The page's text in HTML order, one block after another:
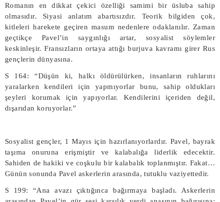
Romanın en dikkat çekici özelliği samimi bir üsluba sahip
olmasıdır. Siyasi anlatım abartısızdır. Teorik bilgiden çok,
kitleleri harekete geçiren masum nedenlere odaklanılır. Zaman
geçtikçe Pavel’in saygınlığı artar, sosyalist söylemler
keskinleşir. Fransızların ortaya attığı burjuva kavramı girer Rus
gençlerin dünyasına.
S 164: “Düşün ki, halkı öldürülürken, insanların ruhlarını
yaralarken kendileri için yapmıyorlar bunu, sahip oldukları
şeyleri korumak için yapıyorlar. Kendilerini içeriden değil,
dışarıdan koruyorlar.”
Sosyalist gençler, 1 Mayıs için hazırlanıyorlardır. Pavel, bayrak
taşıma onuruna erişmiştir ve kalabalığa liderlik edecektir.
Sahiden de hakiki ve coşkulu bir kalabalık toplanmıştır. Fakat…
Günün sonunda Pavel askerlerin arasında, tutuklu vaziyettedir.
S 199: “Ana avazı çıktığınca bağırmaya başladı. Askerlerin